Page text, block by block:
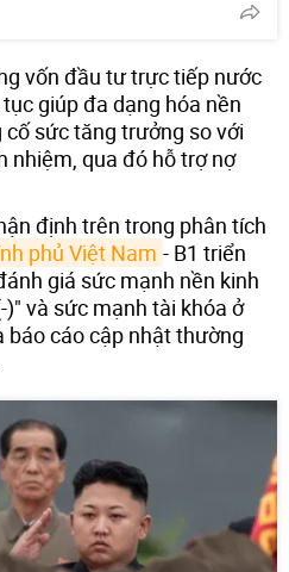
vốn đầu tư trực tiếp nước
giúp đa dạng hóa nền
sức tăng trưởng so với
nhiệm, qua đó hỗ trợ nợ
định trên trong phân tích
phủ Việt Nam - B1 triển
giá sức mạnh nền kinh
và sức mạnh tài khóa ở
báo cáo cập nhật thường